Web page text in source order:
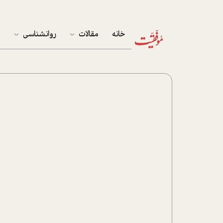
خانه مقالات روانشناسی